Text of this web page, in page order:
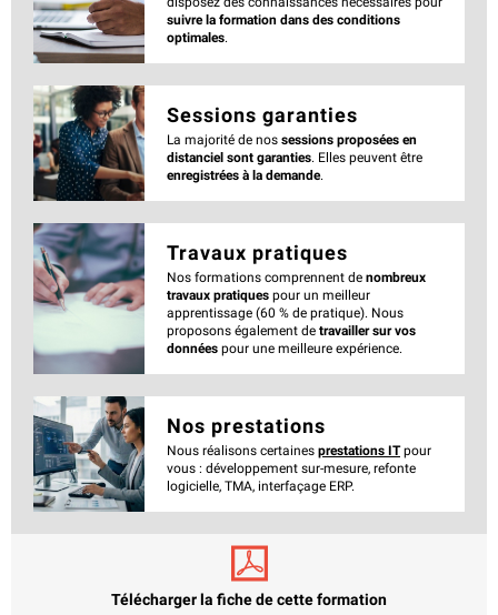
suivre la formation dans des conditions
optimales.
Sessions garanties
La majorité de nos sessions proposées en
distanciel sont garanties. Elles peuvent être
enregistrées à la demande.
Travaux pratiques
Nos formations comprennent de nombreux
travaux pratiques pour un meilleur
apprentissage (60 % de pratique). Nous
proposons également de travailler sur vos
données pour une meilleure expérience.
Nos prestations
Nous réalisons certaines prestations ITpour
vous : développement sur-mesure, refonte
logicielle, TMA, interfaçage ERP.
Télécharger la fiche de cette formation